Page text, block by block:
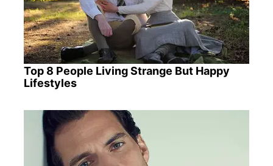
Top 8 People Living Strange But Happy
Lifestyles